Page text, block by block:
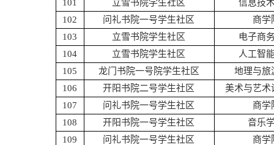
101 立雪书院学生社区
信息技
102
问礼书院一号学生社区
商学
103
立雪书院学生社区
电子商
104
立雪书院学生社区
人工智
105
龙门书院一号院学生社区
地理与旅
106
开阳书院二号学生社区
美术与艺术
107
问礼书院一号学生社区
商学
108
开阳书院一号学生社区
音乐
109
问礼书院一号学生社区
商学